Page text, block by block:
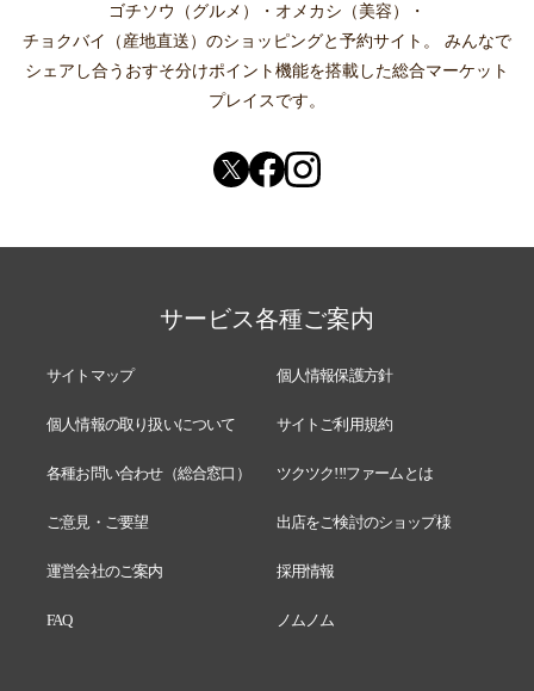
ゴチソウ（グルメ）
・ オメカシ（美容）
・
チョクバイ（産地直送） のショッピングと予約サイト。
みんなで
シェアし合う おすそ分けポイント機能を搭載した総合マーケット
プレイスです。
サービス各種ご案内
サイトマップ 個人情報保護方針
個人情報の取り扱いについて サイトご利用規約
各種お問い合わせ（総合窓口） ツクツク!!!ファームとは
ご意見・ご要望 出店をご検討のショップ様
運営会社のご案内 採用情報
FAQ ノムノム